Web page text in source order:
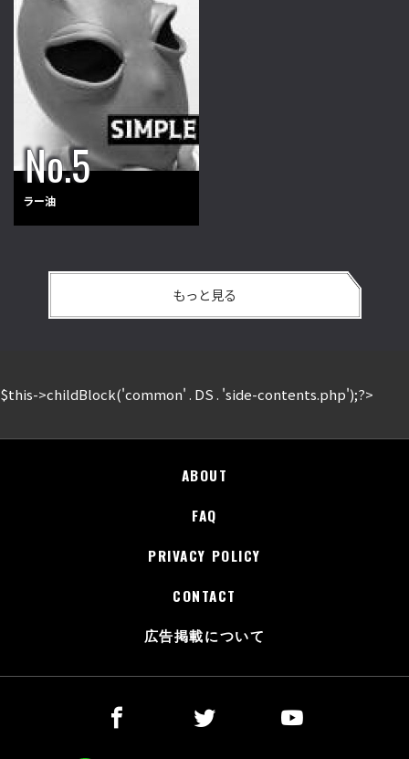
ラー油
もっと見る
$this->childBlock('common' . DS . 'side-contents.php');?>
ABOUT
FAQ
PRIVACY POLICY
CONTACT
広告掲載について